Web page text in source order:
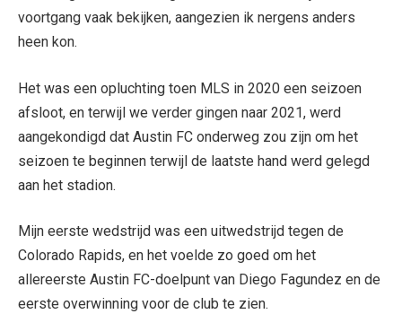
voortgang vaak bekijken, aangezien ik nergens anders
heen kon.
Het was een opluchting toen MLS in 2020 een seizoen
afsloot, en terwijl we verder gingen naar 2021, werd
aangekondigd dat Austin FC onderweg zou zijn om het
seizoen te beginnen terwijl de laatste hand werd gelegd
aan het stadion.
Mijn eerste wedstrijd was een uitwedstrijd tegen de
Colorado Rapids, en het voelde zo goed om het
allereerste Austin FC-doelpunt van Diego Fagundez en de
eerste overwinning voor de club te zien.